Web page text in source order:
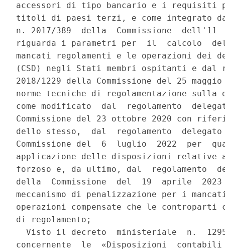
accessori di tipo bancario e i
titoli di paesi terzi, e come integrato dal
n. 2017/389  della  Commissione  dell'11
riguarda i parametri per  il  calcolo
mancati regolamenti e le operazioni
(CSD) negli Stati membri ospitanti e dal
2018/1229 della Commissione del 25
norme tecniche di regolamentazione
come modificato  dal  regolamento
Commissione del 23 ottobre 2020 con
dello stesso,  dal  regolamento
Commissione del  6  luglio  2022  per
applicazione delle disposizioni relative
forzoso e, da ultimo, dal  regolamento
della  Commissione  del  19  aprile
meccanismo di penalizzazione per i
operazioni compensate che le
di regolamento;
Visto il decreto  ministeriale  n.
concernente  le  «Disposizioni